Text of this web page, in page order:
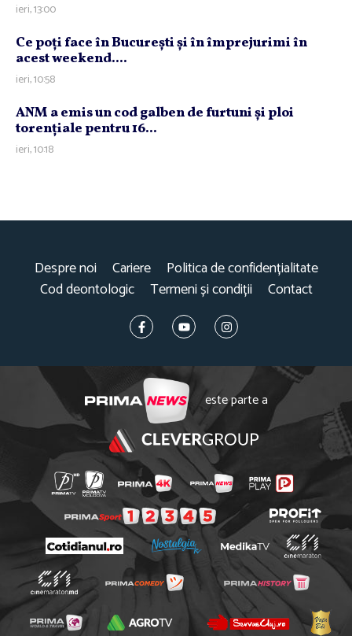
ieri, 13:00
Ce poţi face în Bucureşti şi în împrejurimi în
acest weekend....
ieri, 10:58
ANM a emis un cod galben de furtuni şi ploi
torenţiale pentru 16...
ieri, 10:18
Despre noi Cariere
Politica de confidențialitate
Cod deontologic
Termeni și condiții Contact
este parte a